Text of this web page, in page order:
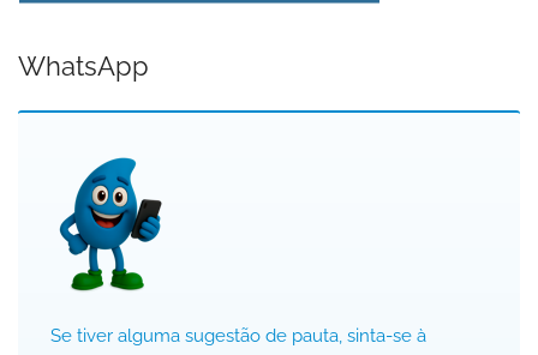
WhatsApp
Se tiver alguma sugestão de pauta, sinta-se à